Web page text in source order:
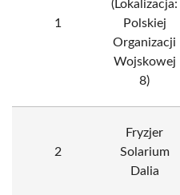
1
(Lokalizacja:
Polskiej
Organizacji
Wojskowej
8)
2
Fryzjer
Solarium
Dalia